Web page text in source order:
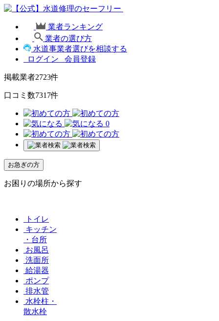
業者ランキング
業者の選び方
水道事業者選びを相談する
ログイン
会員登録
掲載業者2723件
口コミ数7317件
0
お急ぎの方
お困りの場所から探す
トイレ
キッチン
・台所
お風呂
洗面所
給湯器
ポンプ
排水管
水栓柱・
散水栓